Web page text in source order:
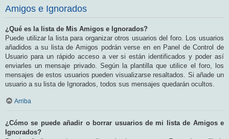
Amigos e Ignorados
¿Qué es la lista de Mis Amigos e Ignorados?
Puede utilizar la lista para organizar otros usuarios del foro. Los usuarios
añadidos a su lista de Amigos podrán verse en en Panel de Control de
Usuario para un rápido acceso a ver si están identificados y poder así
enviarles un mensaje privado. Según la plantilla que utilice el foro, los
mensajes de estos usuarios pueden visualizarse resaltados. Si añade un
usuario a su lista de Ignorados, todos sus mensajes quedarán ocultos.
Arriba
¿Cómo se puede añadir o borrar usuarios de mi lista de Amigos e
Ignorados?